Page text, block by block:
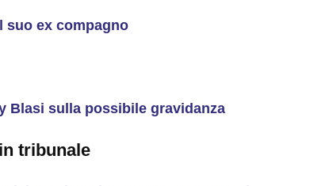
suo ex compagno
Blasi sulla possibile gravidanza
tribunale